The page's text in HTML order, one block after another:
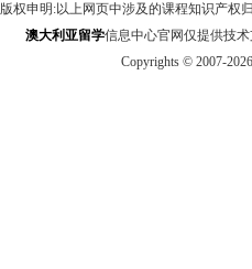
版权申明:以上网页中涉及的课程知识产权
澳大利亚留学信息中心官网仅提供技术
Copyrights © 2007-